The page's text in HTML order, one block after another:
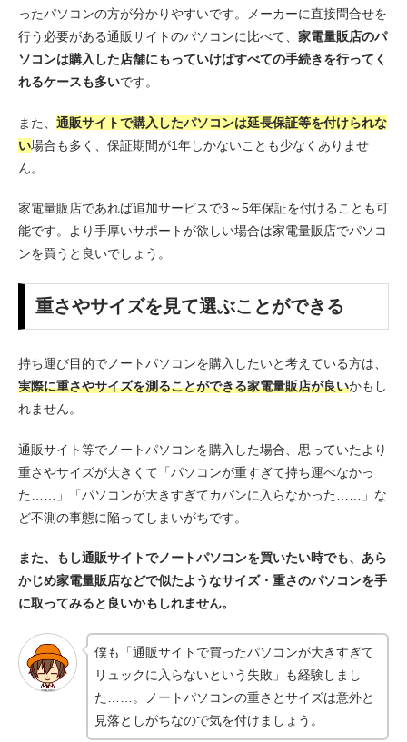
ったパソコンの方が分かりやすいです。メーカーに直接問合せを
行う必要がある通販サイトのパソコンに比べて、 家電量販店のパ
ソコンは購入した店舗にもっていけばすべての手続きを行ってく
れるケースも多いです。
また、 通販サイトで購入したパソコンは延長保証等を付けられな
い場合も多く、保証期間が1年しかないことも少なくありませ
ん。
家電量販店であれば追加サービスで3～5年保証を付けることも可
能です。より手厚いサポートが欲しい場合は家電量販店でパソコ
ンを買うと良いでしょう。
重さやサイズを見て選ぶことができる
持ち運び目的でノートパソコンを購入したいと考えている方は、
実際に重さやサイズを測ることができる家電量販店が良いかもし
れません。
通販サイト等でノートパソコンを購入した場合、思っていたより
重さやサイズが大きくて「パソコンが重すぎて持ち運べなかっ
た……」「パソコンが大きすぎてカバンに入らなかった……」な
ど不測の事態に陥ってしまいがちです。
また、もし通販サイトでノートパソコンを買いたい時でも、あら
かじめ家電量販店などで似たようなサイズ・重さのパソコンを手
に取ってみると良いかもしれません。
僕も「通販サイトで買ったパソコンが大きすぎて
リュックに入らないという失敗」も経験しまし
た……。ノートパソコンの重さとサイズは意外と
見落としがちなので気を付けましょう。